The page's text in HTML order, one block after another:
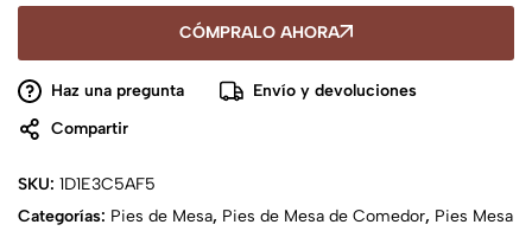
CÓMPRALO AHORA
Haz una pregunta
Envío y devoluciones
Compartir
SKU: 1D1E3C5AF5
Categorías: Pies de Mesa, Pies de Mesa de Comedor, Pies Mesa